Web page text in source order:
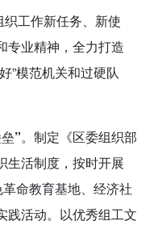
音
工作新任务、新使
专业精神，全力打造
”模范机关和过硬队
”。 制定《区委组织部
生活制度，按时开展
命教育基地、经济社
践活动。以优秀组工文